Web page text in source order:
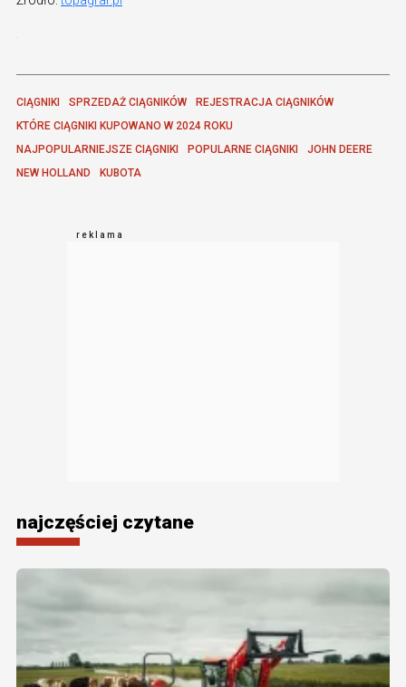
CIĄGNIKI SPRZEDAŻ CIĄGNIKÓW
REJESTRACJA CIĄGNIKÓW
KTÓRE CIĄGNIKI KUPOWANO W 2024 ROKU
NAJPOPULARNIEJSZE CIĄGNIKI
POPULARNE CIĄGNIKI
JOHN DEERE
NEW HOLLAND
KUBOTA
najczęściej czytane